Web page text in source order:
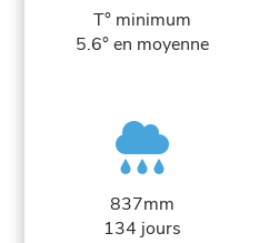
T° minimum
5.6° en moyenne
837mm
134 jours